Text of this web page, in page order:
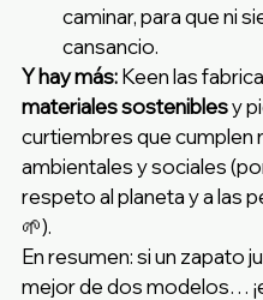
caminar, para que ni
cansancio.
Y hay más: Keen las
materiales sostenibles y
curtiembres que cumplen
ambientales y sociales
respeto al planeta y a las
🌱).
En resumen: si un zapato
mejor de dos modelos…